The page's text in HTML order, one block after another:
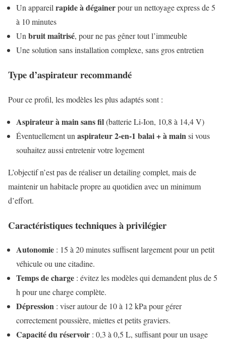
Un appareilrapide à dégainerpour un nettoyage express de 5
à 10 minutes
Unbruit maîtrisé, pour ne pas gêner tout l’immeuble
Une solution sans installation complexe, sans gros entretien
Type d’aspirateur recommandé
Pour ce profil, les modèles les plus adaptés sont :
Aspirateur à main sans fil(batterie Li-Ion, 10,8 à 14,4 V)
Éventuellement un aspirateur 2-en-1 balai + à mainsi vous
souhaitez aussi entretenir votre logement
L’objectif n’est pas de réaliser un detailing complet, mais de
maintenir un habitacle propre au quotidien avec un minimum
d’effort.
Caractéristiques techniques à privilégier
Autonomie : 15 à 20 minutes suffisent largement pour un petit
véhicule ou une citadine.
Temps de charge : évitez les modèles qui demandent plus de 5
h pour une charge complète.
Dépression : viser autour de 10 à 12 kPa pour gérer
correctement poussière, miettes et petits graviers.
Capacité du réservoir : 0,3 à 0,5 L, suffisant pour un usage